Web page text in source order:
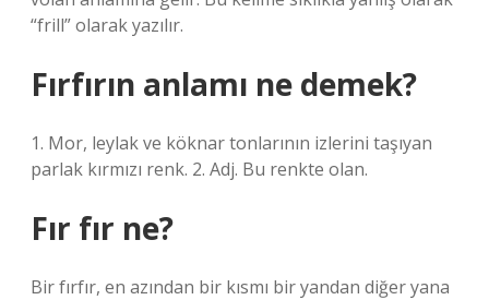
“frill” olarak yazılır.
Fırfırın anlamı ne demek?
1. Mor, leylak ve köknar tonlarının izlerini taşıyan
parlak kırmızı renk. 2. Adj. Bu renkte olan.
Fır fır ne?
Bir fırfır, en azından bir kısmı bir yandan diğer yana